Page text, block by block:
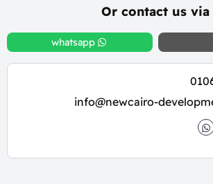
Or contact us via
whatsapp
info@newcairo-